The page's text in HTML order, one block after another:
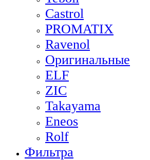
Castrol
PROMATIX
Ravenol
Оригинальные
ELF
ZIC
Takayama
Eneos
Rolf
Фильтра